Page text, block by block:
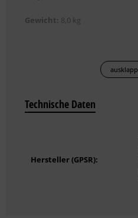
Gewicht: 8,0 kg
Haube und Wanne aus
Robuste Qualität – Made in
Bärschneider Profi-
Technische Daten
Hersteller (GPSR):